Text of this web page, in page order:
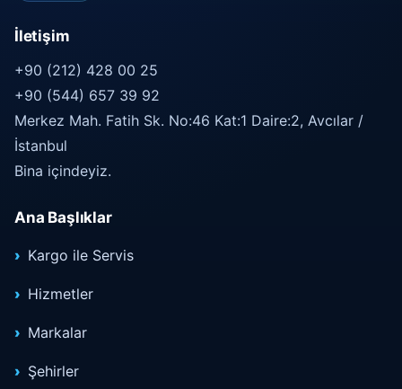
İletişim
+90 (212) 428 00 25
+90 (544) 657 39 92
Merkez Mah. Fatih Sk. No:46 Kat:1 Daire:2, Avcılar /
İstanbul
Bina içindeyiz.
Ana Başlıklar
Kargo ile Servis
Hizmetler
Markalar
Şehirler